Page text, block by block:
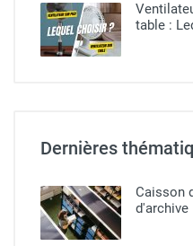
table :
Dernières
Caisson
d'archive